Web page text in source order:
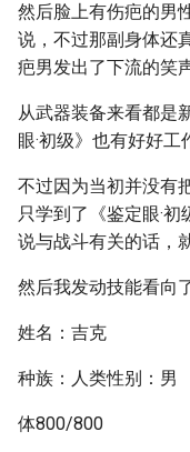
然后脸上有伤疤的男
说，不过那副身体还
疤男发出了下流的笑声
从武器装备来看都是
眼·初级》也有好好工
不过因为当初并没有
只学到了《鉴定眼·
说与战斗有关的话，
然后我发动技能看向
姓名：吉克
种族：人类性别：男
体800/800